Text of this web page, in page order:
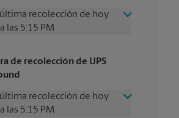
última recolección de hoy
las 5:15 PM
5:15 PM
11:30 PM
Sin Recolección
de recolección de UPS
última recolección de hoy
las 5:15 PM